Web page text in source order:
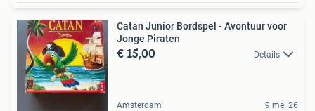
Catan Junior Bordspel - Avontuur voor
Jonge Piraten
€ 15,00 Details
Amsterdam 9 mei 26